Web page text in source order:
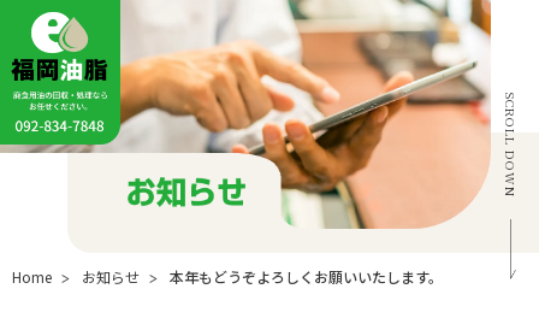
SCROLL DOWN
Home お知らせ 本年もどうぞよろしくお願いいたします。